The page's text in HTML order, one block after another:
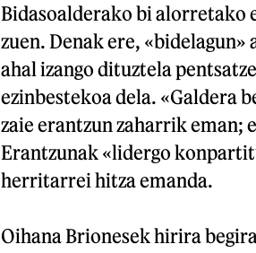
Bidasoalderako bi alorretako
zuen. Denak ere,
ahal izango dituztela
ezinbestekoa dela. «Galdera
zaie erantzun zaharrik eman;
Erantzunak «lidergo
herritarrei hitza emanda.
Oihana Brionesek hirira